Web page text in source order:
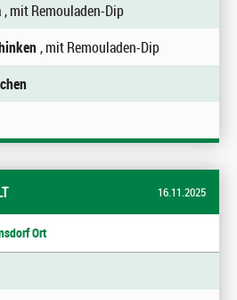
, mit Remouladen-Dip
, mit Remouladen-Dip
16.11.2025
Ort